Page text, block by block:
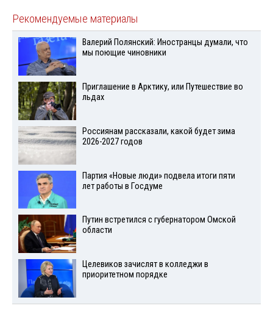
Рекомендуемые материалы
Валерий Полянский: Иностранцы думали, что
мы поющие чиновники
Приглашение в Арктику, или Путешествие во
льдах
Россиянам рассказали, какой будет зима
2026-2027 годов
Партия «Новые люди» подвела итоги пяти
лет работы в Госдуме
Путин встретился с губернатором Омской
области
Целевиков зачислят в колледжи в
приоритетном порядке